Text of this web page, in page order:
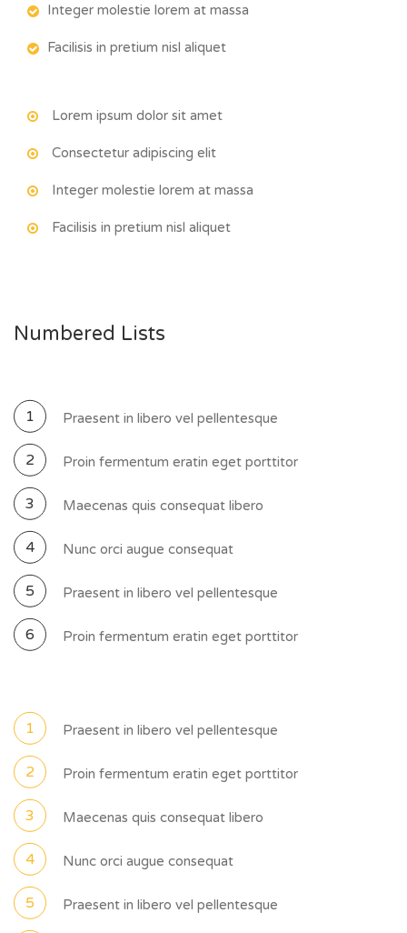
Integer molestie lorem at massa
Facilisis in pretium nisl aliquet
Lorem ipsum dolor sit amet
Consectetur adipiscing elit
Integer molestie lorem at massa
Facilisis in pretium nisl aliquet
Numbered Lists
Praesent in libero vel pellentesque
Proin fermentum eratin eget porttitor
Maecenas quis consequat libero
Nunc orci augue consequat
Praesent in libero vel pellentesque
Proin fermentum eratin eget porttitor
Praesent in libero vel pellentesque
Proin fermentum eratin eget porttitor
Maecenas quis consequat libero
Nunc orci augue consequat
Praesent in libero vel pellentesque